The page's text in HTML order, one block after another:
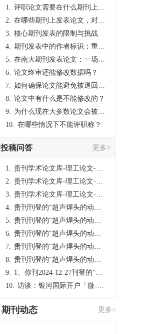
1. 评职论文需要在什么期刊上发表？
2. 在哪些期刊上发表论文，对考研有优势？
3. 核心期刊发表的限制与挑战
4. 期刊发表中的作者标识：重要性与实践
5. 在南大期刊发表论文：一场知识探索与学术成就的旅程
6. 论文终审还能修改数据吗？
7. 如何确保论文能避免被退回：关键条件与策略
8. 论文中有什么是不能修改的？
9. 为什么现在大多数论文会被评判为AI撰写？（深度剖析查重机制下的困境与出路）
10. 在哪些情况下不能评职称？
投稿问答 更多>
1. 贵刊学术论文库-理工论文-第16页刊登的“超声焊头的动力学分析与优化设计”，作者lizhiwei，时间2024-12-27，该论文由我本人在机电工程技术2024年第10期公开发表，lizhiwei并非本人，请将文章删除，消除影响，谢谢！
2. 贵刊学术论文库-理工论文-第16页刊登的“超声焊头的动力学分析与优化设计”，作者lizhiwei，时间2024-12-27，该论文由我本人在机电工程技术2024年第10期公开发表，lizhiwei并非本人，请将文章删除，消除影响，谢谢！
3. 贵刊学术论文库-理工论文-第16页刊登的“超声焊头的动力学分析与优化设计”，作者lizhiwei，时间2024-12-27，该论文由我本人在机电工程技术2024年第10期公开发表，lizhiwei并非本人，请将文章删除，消除影响，谢谢！
4. 贵刊刊登的“超声焊头的动力学分析与优化设计”，作者lizhiwei，时间2024-12-27，该论文由我本人在机电工程技术2024年第10期公开发表，lizhiwei并非本人，请将文章删除，消除影响，谢谢！
5. 贵刊刊登的“超声焊头的动力学分析与优化设计”，作者lizhiwei，时间2024-12-27，该论文由我本人在机电工程技术2024年第10期公开发表，lizhiwei并非本人，请将文章删除，消除影响，谢谢！
6. 贵刊刊登的“超声焊头的动力学分析与优化设计”，作者lizhiwei，时间2024-12-27，该论文由我本人在机电工程技术2024年第10期公开发表，lizhiwei并非本人，请将文章删除，消除影响，谢谢！
7. 贵刊刊登的“超声焊头的动力学分析与优化设计”，作者lizhiwei，时间2024-12-27，该论文由我本人在机电工程技术2024年第10期公开发表，lizhiwei并非本人，请将文章删除，消除影响，谢谢！
8. 贵刊刊登的“超声焊头的动力学分析与优化设计”，作者lizhiwei，时间2024-12-27，该论文由我本人在机电工程技术2024年第10期公开发表，lizhiwei并非本人，请将文章删除，消除影响，谢谢！
9. 1、你刊2024-12-27刊登的“超声焊头的动力学分析与优化设计论文”，是由我本人在“机电工程技术”，在2024年第10期公开发表的，而本刊转载“lizhiwei”非本人操作，请尽快将其删除，消除不良影响。
10. 访谈：银河国际开户「微-97905670-信」上分客服开户电话在线注册现场经理。机械文明荒野生存游戏《荒野起源》超新星测试将于12月18日上午10点正式开启!本次测试资格已陆续发放!各位拓荒者们准备好了么。
期刊动态 更多>